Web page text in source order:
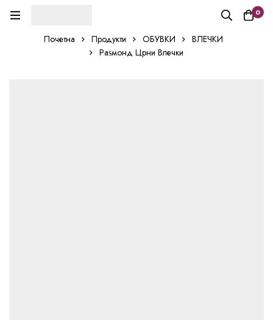
0
Почетна Продукти ОБУВКИ
ВЛЕЧКИ
Раѕмонд Црни Влечки